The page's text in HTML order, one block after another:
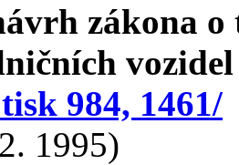
zákona
984, 1461/
1995)